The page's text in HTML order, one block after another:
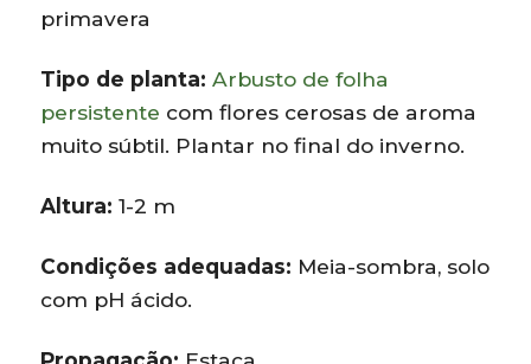
primavera
Tipo de planta: Arbusto de folha
persistente com flores cerosas de aroma
muito súbtil. Plantar no final do inverno.
Altura: 1-2 m
Condições adequadas: Meia-sombra, solo
com pH ácido.